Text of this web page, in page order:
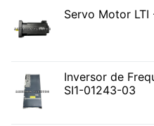
Servo Motor
Inversor de
SI1-01243-03